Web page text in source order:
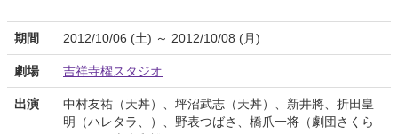
期間 2012/10/06 (土) ～ 2012/10/08 (月)
劇場 吉祥寺櫂スタジオ
出演
中村友祐（天丼）、坪沼武志（天丼）、新井將、折田皇
明（ハレタラ、）、野表つばさ、橋爪一将（劇団さくら